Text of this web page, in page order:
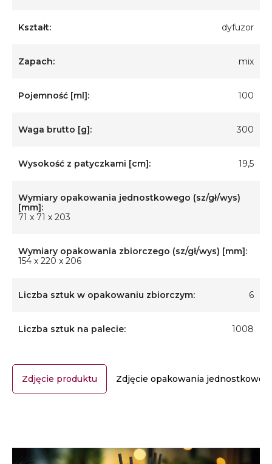
Kształt: dyfuzor
Zapach: mix
Pojemność [ml]: 100
Waga brutto [g]: 300
Wysokość z patyczkami [cm]: 19,5
Wymiary opakowania jednostkowego (sz/gł/wys)
[mm]:
71 x 71 x 203
Wymiary opakowania zbiorczego (sz/gł/wys) [mm]:
154 x 220 x 206
Liczba sztuk w opakowaniu zbiorczym: 6
Liczba sztuk na palecie: 1008
Zdjęcie produktu Zdjęcie opakowania